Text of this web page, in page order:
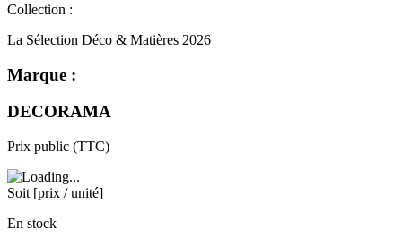
Collection :
La Sélection Déco & Matières 2026
Marque :
DECORAMA
Prix public (TTC)
Soit [prix / unité]
En stock